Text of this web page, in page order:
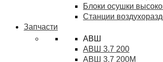
Блоки осушки
Станции
Запчасти
АВШ
АВШ 3.7 200
АВШ 3.7 200М